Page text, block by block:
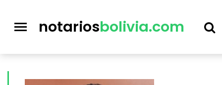
notariosbolivia.com